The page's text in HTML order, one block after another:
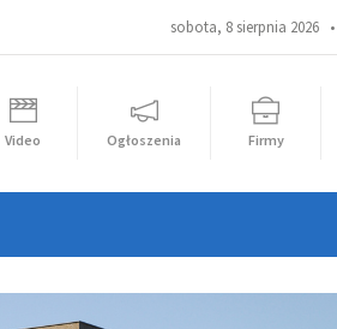
sobota, 8 sierpnia 2026 •
Video Ogłoszenia Firmy